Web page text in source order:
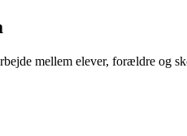
mellem elever, forældre og